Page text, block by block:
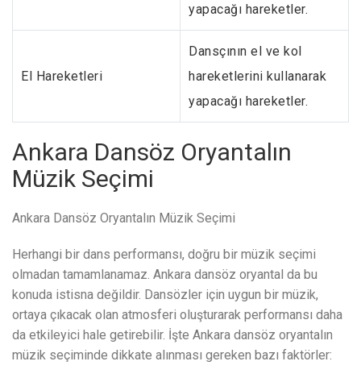
yapacağı hareketler.
El Hareketleri
Dansçının el ve kol
hareketlerini kullanarak
yapacağı hareketler.
Ankara Dansöz Oryantalın
Müzik Seçimi
Ankara Dansöz Oryantalın Müzik Seçimi
Herhangi bir dans performansı, doğru bir müzik seçimi
olmadan tamamlanamaz. Ankara dansöz oryantal da bu
konuda istisna değildir. Dansözler için uygun bir müzik,
ortaya çıkacak olan atmosferi oluşturarak performansı daha
da etkileyici hale getirebilir. İşte Ankara dansöz oryantalın
müzik seçiminde dikkate alınması gereken bazı faktörler: